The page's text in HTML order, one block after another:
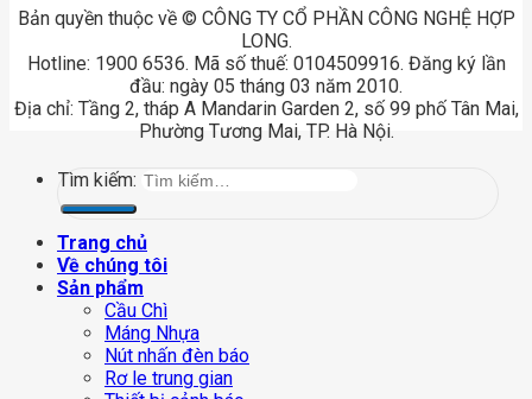
Bản quyền thuộc về © CÔNG TY CỔ PHẦN CÔNG NGHỆ HỢP
LONG.
Hotline: 1900 6536. Mã số thuế: 0104509916. Đăng ký lần
đầu: ngày 05 tháng 03 năm 2010.
Địa chỉ: Tầng 2, tháp A Mandarin Garden 2, số 99 phố Tân Mai,
Phường Tương Mai, TP. Hà Nội.
Tìm kiếm:
Trang chủ
Về chúng tôi
Sản phẩm
Cầu Chì
Máng Nhựa
Nút nhấn đèn báo
Rơ le trung gian